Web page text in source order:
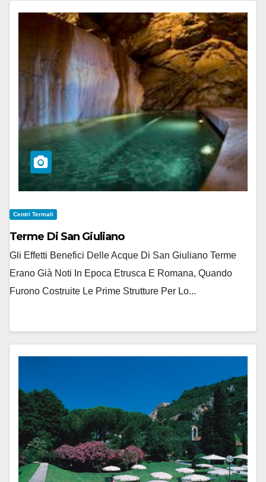
Centri Termali
Terme Di San Giuliano
Gli Effetti Benefici Delle Acque Di San Giuliano Terme
Erano Già Noti In Epoca Etrusca E Romana, Quando
Furono Costruite Le Prime Strutture Per Lo...